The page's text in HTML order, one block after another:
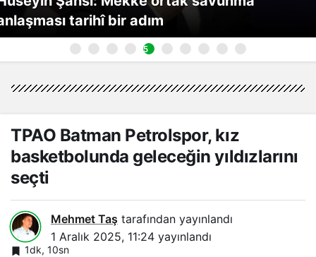
tarihî bir adım
5
TPAO Batman Petrolspor, kız
basketbolunda geleceğin yıldızlarını
seçti
Mehmet Taş tarafından yayınlandı
1 Aralık 2025, 11:24 yayınlandı
1dk, 10sn